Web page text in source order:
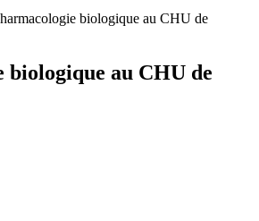
biologique au CHU de
biologique au CHU de